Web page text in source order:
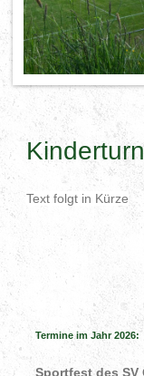
Text folgt in Kürze
Termine im Jahr 2026:
Sportfest des SV